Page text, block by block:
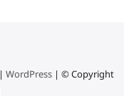
|WordPress | © Copyright